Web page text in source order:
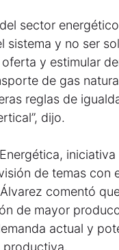
sector
sistema y no ser
y estimular
de gas
reglas de
dijo.
de temas con
comentó
de mayor
actual y
productiva.